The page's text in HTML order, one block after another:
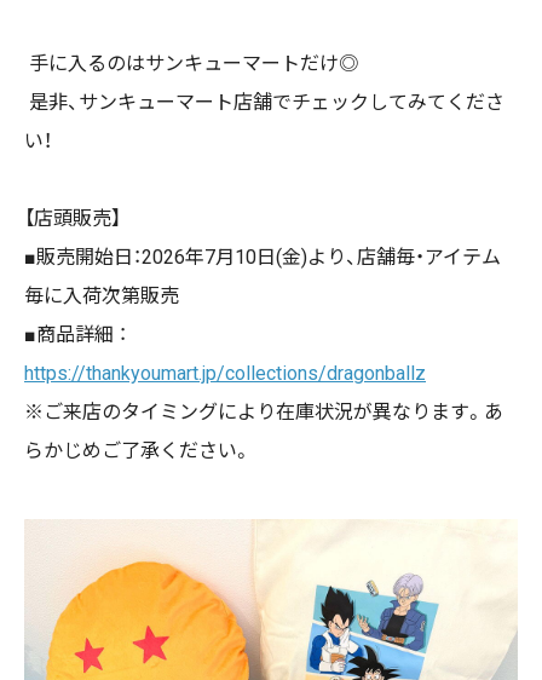
手に入るのはサンキューマートだけ◎
是非、サンキューマート店舗でチェックしてみてくださ
い！
【店頭販売】
■販売開始日：2026年7月10日(金)より、店舗毎・アイテム
毎に入荷次第販売
■商品詳細 ：
https://thankyoumart.jp/collections/dragonballz
※ご来店のタイミングにより在庫状況が異なります。あ
らかじめご了承ください。